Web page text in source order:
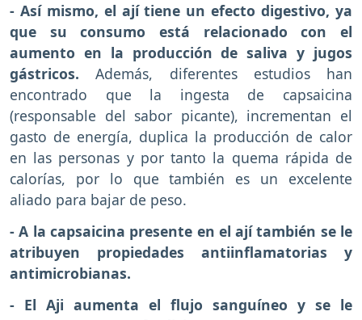
- Así mismo, el ají tiene un efecto digestivo, ya
que su consumo está relacionado con el
aumento en la producción de saliva y jugos
gástricos. Además, diferentes estudios han
encontrado que la ingesta de capsaicina
(responsable del sabor picante), incrementan el
gasto de energía, duplica la producción de calor
en las personas y por tanto la quema rápida de
calorías, por lo que también es un excelente
aliado para bajar de peso.
- A la capsaicina presente en el ají también se le
atribuyen propiedades antiinflamatorias y
antimicrobianas.
- El Aji aumenta el flujo sanguíneo y se le